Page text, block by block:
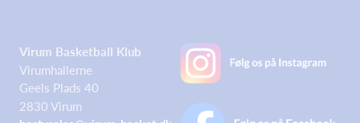
Virum Basketball Klub
Virumhallerne
Geels Plads 40
2830 Virum